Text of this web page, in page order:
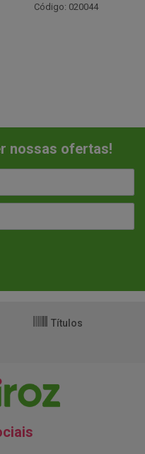
Código: 020044
nossas ofertas!
Títulos